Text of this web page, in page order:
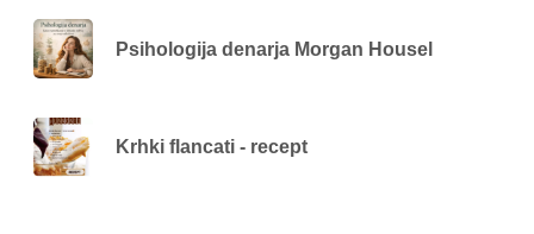
Psihologija denarja Morgan Housel
Krhki flancati - recept